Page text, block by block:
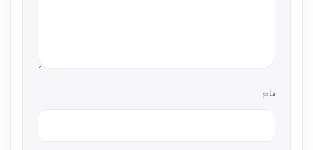
نام